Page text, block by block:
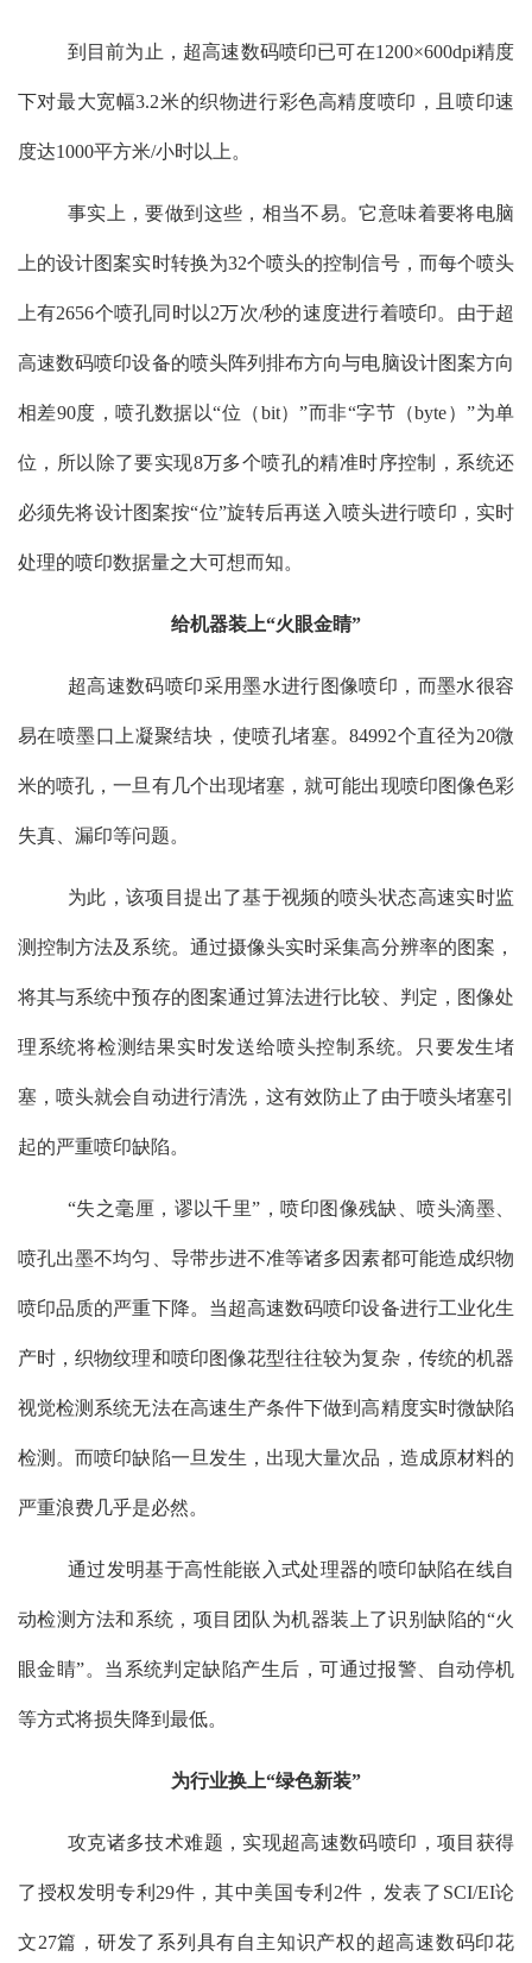
到目前为止，超高速数码喷印已可在1200×600dpi精度
下对最大宽幅3.2米的织物进行彩色高精度喷印，且喷印速
度达1000平方米/小时以上。
事实上，要做到这些，相当不易。它意味着要将电脑
上的设计图案实时转换为32个喷头的控制信号，而每个喷头
上有2656个喷孔同时以2万次/秒的速度进行着喷印。由于超
高速数码喷印设备的喷头阵列排布方向与电脑设计图案方向
相差90度，喷孔数据以“位（bit）”而非“字节（byte）”为单
位，所以除了要实现8万多个喷孔的精准时序控制，系统还
必须先将设计图案按“位”旋转后再送入喷头进行喷印，实时
处理的喷印数据量之大可想而知。
给机器装上“火眼金睛”
超高速数码喷印采用墨水进行图像喷印，而墨水很容
易在喷墨口上凝聚结块，使喷孔堵塞。84992个直径为20微
米的喷孔，一旦有几个出现堵塞，就可能出现喷印图像色彩
失真、漏印等问题。
为此，该项目提出了基于视频的喷头状态高速实时监
测控制方法及系统。通过摄像头实时采集高分辨率的图案，
将其与系统中预存的图案通过算法进行比较、判定，图像处
理系统将检测结果实时发送给喷头控制系统。只要发生堵
塞，喷头就会自动进行清洗，这有效防止了由于喷头堵塞引
起的严重喷印缺陷。
“失之毫厘，谬以千里”，喷印图像残缺、喷头滴墨、
喷孔出墨不均匀、导带步进不准等诸多因素都可能造成织物
喷印品质的严重下降。当超高速数码喷印设备进行工业化生
产时，织物纹理和喷印图像花型往往较为复杂，传统的机器
视觉检测系统无法在高速生产条件下做到高精度实时微缺陷
检测。而喷印缺陷一旦发生，出现大量次品，造成原材料的
严重浪费几乎是必然。
通过发明基于高性能嵌入式处理器的喷印缺陷在线自
动检测方法和系统，项目团队为机器装上了识别缺陷的“火
眼金睛”。当系统判定缺陷产生后，可通过报警、自动停机
等方式将损失降到最低。
为行业换上“绿色新装”
攻克诸多技术难题，实现超高速数码喷印，项目获得
了授权发明专利 29件，其中美国专利 2件，发表了 SCI/EI论
文27篇，研发了系列具有自主知识产权的超高速数码印花